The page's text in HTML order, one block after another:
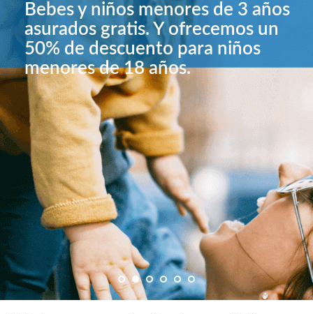
Bebes y niños menores de 3 años
asurados gratis. Y ofrecemos un
50% de descuento para niños
menores de 18 años.
1 2 3 4 5 6